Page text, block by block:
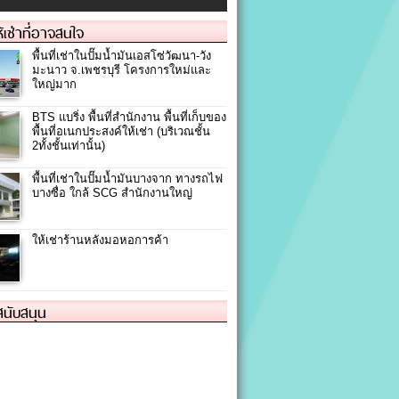
ช่าที่อาจสนใจ
พื้นที่เช่าในปั๊มน้ำมันเอสโซ่วัฒนา-วัง
มะนาว จ.เพชรบุรี โครงการใหม่และ
ใหญ่มาก
BTS แบริ่ง พื้นที่สำนักงาน พื้นที่เก็บของ
พื้นที่อเนกประสงค์ให้เช่า (บริเวณชั้น
2ทั้งชั้นเท่านั้น)
พื้นที่เช่าในปั๊มน้ำมันบางจาก ทางรถไฟ
บางซื่อ ใกล้ SCG สำนักงานใหญ่
ให้เช่าร้านหลังมอหอการค้า
บสนุน